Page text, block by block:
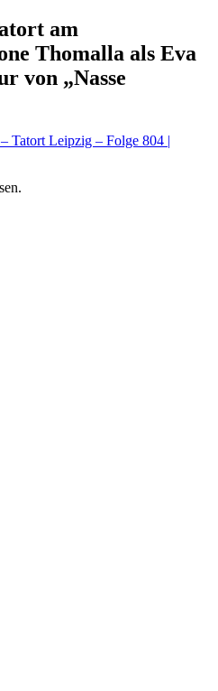
am
Thomalla als Eva
von „Nasse
Tatort Leipzig – Folge 804 |